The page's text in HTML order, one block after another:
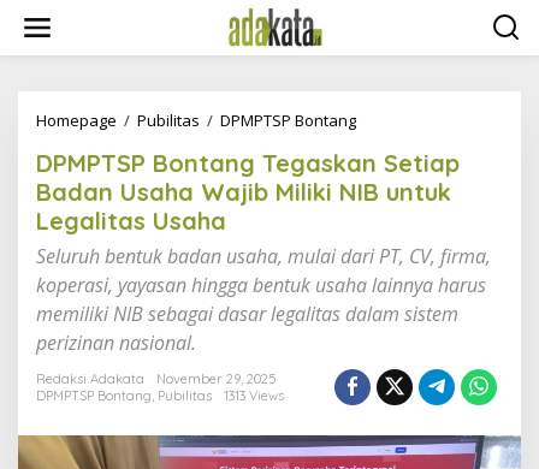
i
Homepage / Pubilitas / DPMPTSP Bontang
M
P
T
P
o
n
n
g
e
DPMPTSP Bontang Tegaskan Setiap
Badan Usaha Wajib Miliki NIB untuk
Legalitas Usaha
Seluruh bentuk badan usaha, mulai dari PT, CV, firma,
koperasi, yayasan hingga bentuk usaha lainnya harus
memiliki NIB sebagai dasar legalitas dalam sistem
perizinan nasional.
Redaksi Adakata
November 29, 2025
DPMPTSP Bontang, Pubilitas 1313 Views